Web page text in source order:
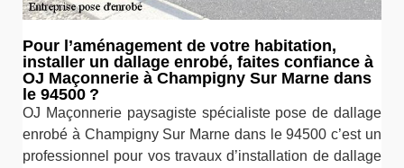
Pour l’aménagement de votre habitation,
installer un dallage enrobé, faites confiance à
OJ Maçonnerie à Champigny Sur Marne dans
le 94500 ?
OJ Maçonnerie paysagiste spécialiste pose de dallage
enrobé à Champigny Sur Marne dans le 94500 c’est un
professionnel pour vos travaux d’installation de dallage